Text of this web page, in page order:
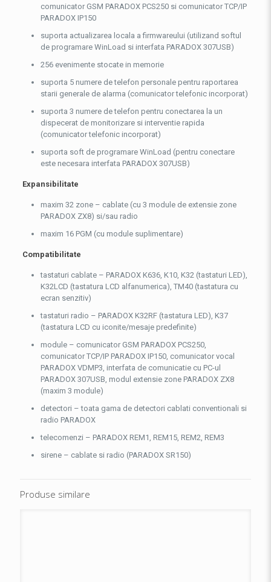
comunicator GSM PARADOX PCS250 si comunicator TCP/IP
PARADOX IP150
suporta actualizarea locala a firmwareului (utilizand softul
de programare WinLoad si interfata PARADOX 307USB)
256 evenimente stocate in memorie
suporta 5 numere de telefon personale pentru raportarea
starii generale de alarma (comunicator telefonic incorporat)
suporta 3 numere de telefon pentru conectarea la un
dispecerat de monitorizare si interventie rapida
(comunicator telefonic incorporat)
suporta soft de programare WinLoad (pentru conectare
este necesara interfata PARADOX 307USB)
Expansibilitate
maxim 32 zone – cablate (cu 3 module de extensie zone
PARADOX ZX8) si/sau radio
maxim 16 PGM (cu module suplimentare)
Compatibilitate
tastaturi cablate – PARADOX K636, K10, K32 (tastaturi LED),
K32LCD (tastatura LCD alfanumerica), TM40 (tastatura cu
ecran senzitiv)
tastaturi radio – PARADOX K32RF (tastatura LED), K37
(tastatura LCD cu iconite/mesaje predefinite)
module – comunicator GSM PARADOX PCS250,
comunicator TCP/IP PARADOX IP150, comunicator vocal
PARADOX VDMP3, interfata de comunicatie cu PC-ul
PARADOX 307USB, modul extensie zone PARADOX ZX8
(maxim 3 module)
detectori – toata gama de detectori cablati conventionali si
radio PARADOX
telecomenzi – PARADOX REM1, REM15, REM2, REM3
sirene – cablate si radio (PARADOX SR150)
Produse similare